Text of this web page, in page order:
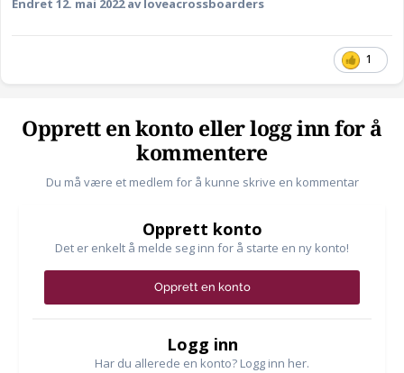
Endret 12. mai 2022av loveacrossboarders
1
Opprett en konto eller logg inn for å
kommentere
Du må være et medlem for å kunne skrive en kommentar
Opprett konto
Det er enkelt å melde seg inn for å starte en ny konto!
Opprett en konto
Logg inn
Har du allerede en konto? Logg inn her.